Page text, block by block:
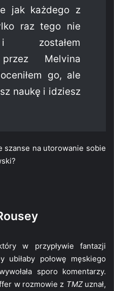
jak każdego z
raz tego nie
zostałem
Melvina
go, ale
naukę i idziesz
na utorowanie sobie
w przypływie fantazji
ubiłaby połowę męskiego
sporo komentarzy.
w rozmowie z TMZuznał,